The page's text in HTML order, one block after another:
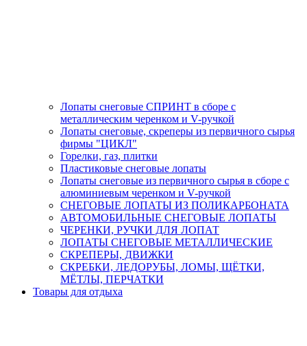
Лопаты снеговые СПРИНТ в сборе с
металлическим черенком и V-ручкой
Лопаты снеговые, скреперы из первичного сырья
фирмы "ЦИКЛ"
Горелки, газ, плитки
Пластиковые снеговые лопаты
Лопаты снеговые из первичного сырья в сборе с
алюминиевым черенком и V-ручкой
СНЕГОВЫЕ ЛОПАТЫ ИЗ ПОЛИКАРБОНАТА
АВТОМОБИЛЬНЫЕ СНЕГОВЫЕ ЛОПАТЫ
ЧЕРЕНКИ, РУЧКИ ДЛЯ ЛОПАТ
ЛОПАТЫ СНЕГОВЫЕ МЕТАЛЛИЧЕСКИЕ
СКРЕПЕРЫ, ДВИЖКИ
СКРЕБКИ, ЛЕДОРУБЫ, ЛОМЫ, ЩЁТКИ,
МЁТЛЫ, ПЕРЧАТКИ
Товары для отдыха